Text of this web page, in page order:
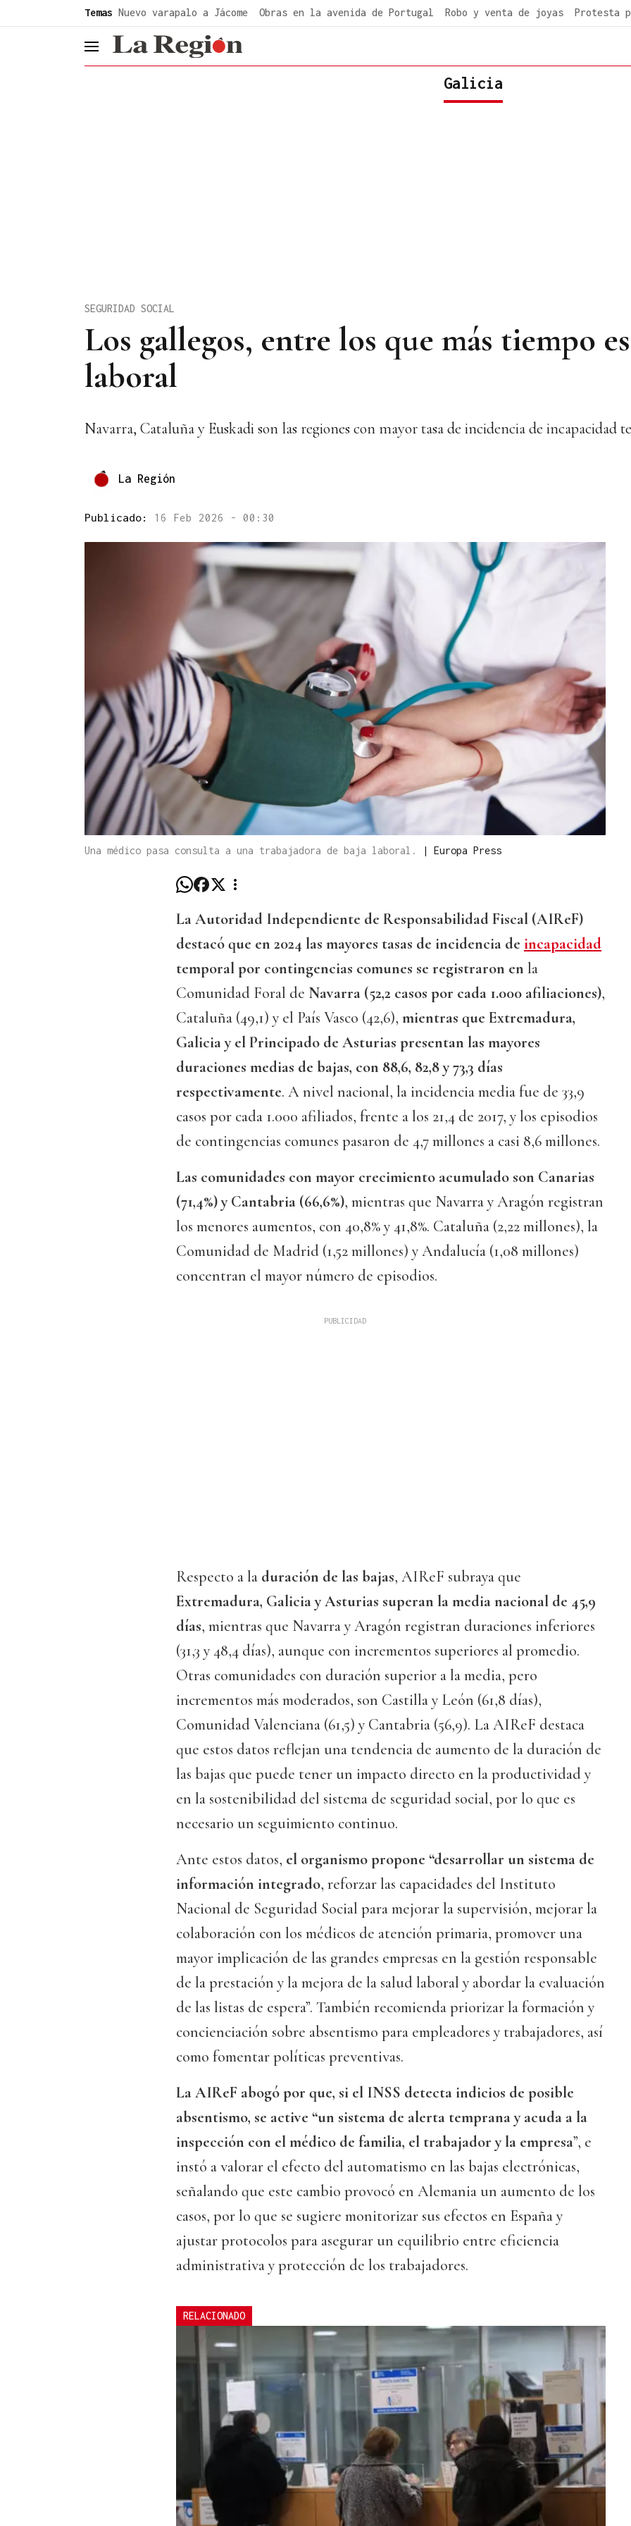
Temas Nuevo varapalo a Jácome Obras en la avenida de Portugal Robo y venta de joyas Protesta
header.menu.open
Galicia
Los gallegos, entre los que más tiempo
laboral
SEGURIDAD SOCIAL
Navarra, Cataluña y Euskadi son las regiones con mayor tasa de incidencia de incapacidad
La Región
Publicado: 16 Feb 2026 - 00:30
Una médico pasa consulta a una trabajadora de baja laboral. | Europa Press
La Autoridad Independiente de Responsabilidad Fiscal (AIReF)
destacó que en 2024 las mayores tasas de incidencia de incapacidad
temporal por contingencias comunes se registraron en la
Comunidad Foral de Navarra (52,2 casos por cada 1.000 afiliaciones),
Cataluña (49,1) y el País Vasco (42,6), mientras que Extremadura,
Galicia y el Principado de Asturias presentan las mayores
duraciones medias de bajas, con 88,6, 82,8 y 73,3 días
respectivamente. A nivel nacional, la incidencia media fue de 33,9
casos por cada 1.000 afiliados, frente a los 21,4 de 2017, y los episodios
de contingencias comunes pasaron de 4,7 millones a casi 8,6 millones.
Las comunidades con mayor crecimiento acumulado son Canarias
(71,4%) y Cantabria (66,6%), mientras que Navarra y Aragón registran
los menores aumentos, con 40,8% y 41,8%. Cataluña (2,22 millones), la
Comunidad de Madrid (1,52 millones) y Andalucía (1,08 millones)
concentran el mayor número de episodios.
Respecto a la duración de las bajas, AIReF subraya que
Extremadura, Galicia y Asturias superan la media nacional de 45,9
días, mientras que Navarra y Aragón registran duraciones inferiores
(31,3 y 48,4 días), aunque con incrementos superiores al promedio.
Otras comunidades con duración superior a la media, pero
incrementos más moderados, son Castilla y León (61,8 días),
Comunidad Valenciana (61,5) y Cantabria (56,9). La AIReF destaca
que estos datos reflejan una tendencia de aumento de la duración de
las bajas que puede tener un impacto directo en la productividad y
en la sostenibilidad del sistema de seguridad social, por lo que es
necesario un seguimiento continuo.
Ante estos datos, el organismo propone “desarrollar un sistema de
información integrado, reforzar las capacidades del Instituto
Nacional de Seguridad Social para mejorar la supervisión, mejorar la
colaboración con los médicos de atención primaria, promover una
mayor implicación de las grandes empresas en la gestión responsable
de la prestación y la mejora de la salud laboral y abordar la evaluación
de las listas de espera”. También recomienda priorizar la formación y
concienciación sobre absentismo para empleadores y trabajadores, así
como fomentar políticas preventivas.
La AIReF abogó por que, si el INSS detecta indicios de posible
absentismo, se active “un sistema de alerta temprana y acuda a la
inspección con el médico de familia, el trabajador y la empresa”, e
instó a valorar el efecto del automatismo en las bajas electrónicas,
señalando que este cambio provocó en Alemania un aumento de los
casos, por lo que se sugiere monitorizar sus efectos en España y
ajustar protocolos para asegurar un equilibrio entre eficiencia
administrativa y protección de los trabajadores.
RELACIONADO